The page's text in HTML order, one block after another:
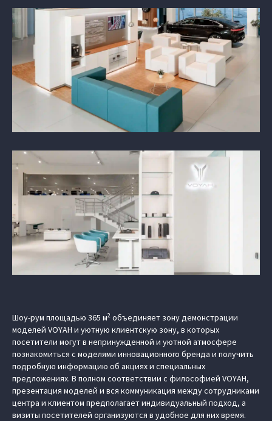
Шоу-рум площадью 365 м2 объединяет зону демонстрации
моделей VOYAH и уютную клиентскую зону, в которых
посетители могут в непринужденной и уютной атмосфере
познакомиться с моделями инновационного бренда и получить
подробную информацию об акциях и специальных
предложениях. В полном соответствии с философией VOYAH,
презентация моделей и вся коммуникация между сотрудниками
центра и клиентом предполагает индивидуальный подход, а
визиты посетителей организуются в удобное для них время.